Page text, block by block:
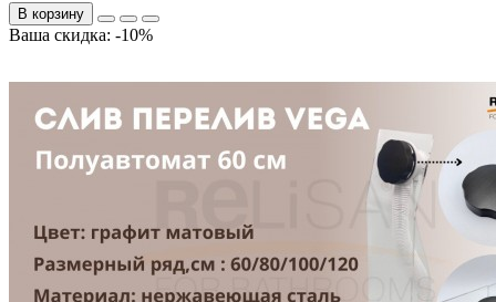
В корзину
Ваша скидка: -10%